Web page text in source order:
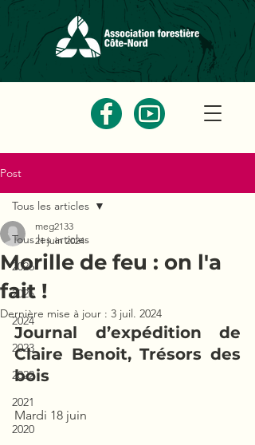
Post
Tous les articles
2026
2025
2024
2023
2022
2021
2020
Tous les articles
Morille de feu : on l'a
fait !
meg2133
21 juin 2024
Dernière mise à jour : 3 juil. 2024
Journal d’expédition de
Claire Benoit, Trésors des
bois
Mardi 18 juin